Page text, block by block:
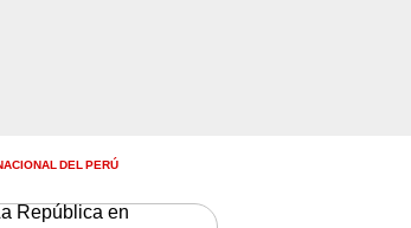
DEL PERÚ
República en